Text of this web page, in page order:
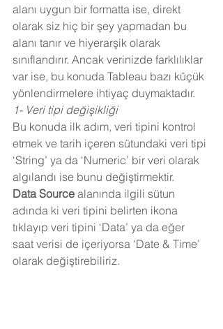
alanı uygun bir formatta ise, direkt
olarak siz hiç bir şey yapmadan bu
alanı tanır ve hiyerarşik olarak
sınıflandırır. Ancak verinizde farklılıklar
var ise, bu konuda Tableau bazı küçük
yönlendirmelere ihtiyaç duymaktadır.
1- Veri tipi değişikliği
Bu konuda ilk adım, veri tipini kontrol
etmek ve tarih içeren sütundaki veri tipi
‘String’ ya da ‘Numeric’ bir veri olarak
algılandı ise bunu değiştirmektir.
Data Source alanında ilgili sütun
adında ki veri tipini belirten ikona
tıklayıp veri tipini ‘Data’ ya da eğer
saat verisi de içeriyorsa ‘Date & Time’
olarak değiştirebiliriz.